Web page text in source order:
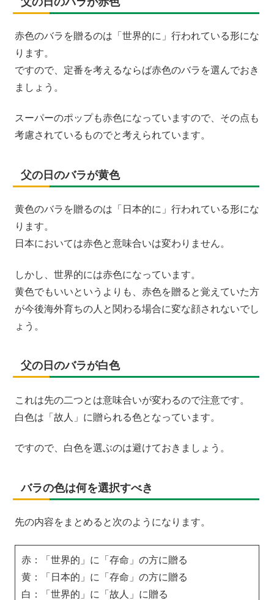
赤色のバラを贈るのは「世界的に」行われている形にな
ります。
ですので、定番を考えるならば赤色のバラを選んでおき
ましょう。
スーパーのポップも赤色になっていますので、その点も
考慮されているものでと考えられています。
父の日のバラが黄色
黄色のバラを贈るのは「日本的に」行われている形にな
ります。
日本においては赤色と意味合いは変わりません。
しかし、世界的には赤色になっています。
黄色でもいいというよりも、赤色を贈ると覚えていた方
が今後海外育ちの人と関わる場合に変な顔されないでし
ょう。
父の日のバラが白色
これは先の二つとは意味合いが変わるので注意です。
白色は「故人」に贈られる色となっています。
ですので、白色を選ぶのは避けておきましょう。
バラの色は何を選択すべき
先の内容をまとめると次のようになります。
赤：「世界的」に「存命」の方に贈る
黄：「日本的」に「存命」の方に贈る
白：「世界的」に「故人」に贈る